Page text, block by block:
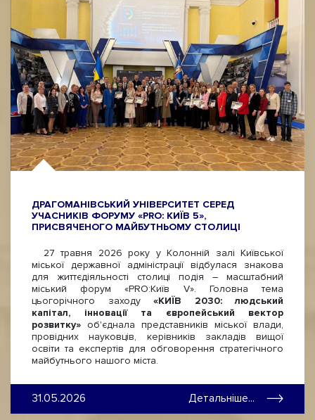
ДРАГОМАНІВСЬКИЙ УНІВЕРСИТЕТ СЕРЕД
УЧАСНИКІВ ФОРУМУ «PRO: КИЇВ 5»,
ПРИСВЯЧЕНОГО МАЙБУТНЬОМУ СТОЛИЦІ
27 травня 2026 року у Колонній залі Київської
міської державної адміністрації відбулася знакова
для життєдіяльності столиці подія – масштабний
міський форум «PRO:Київ V». Головна тема
цьогорічного заходу «КИЇВ 2030: людський
капітал, інновації та європейський вектор
розвитку» об'єднала представників міської влади,
провідних науковців, керівників закладів вищої
освіти та експертів для обговорення стратегічного
майбутнього нашого міста.
31.05.2026 Детальніше...